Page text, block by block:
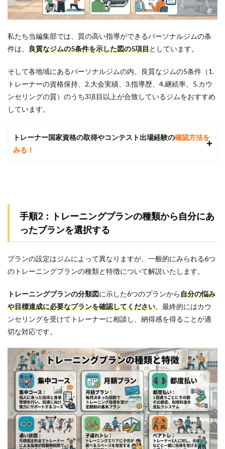
エッ
トに
5
パー
ルジ
ムに
関す
る質
＆A
Q1.ず
っと
初心
者で
も大
ょう
Q2.ど
れく
らい
で効
果を
実感
でき
ます
か？
5.3
Q3.週
2回の
トレ
ーニ
ング
で十
分で
私たち当編集部では、 質の高い指導ができるパーソナルジムの条
件は、 良質なジムの5条件を示した図の5項目としています。
そして各地域にあるパーソナルジムの内、良質なジムの5条件（1.
トレーナーの資格保持、2.大会実績、3.指導歴、4.継続率、5.カウ
ンセリングの質）のうち3項目以上が合致しているジムをおすすめ
しています。
トレーナー国家資格の取得やコンテスト出場経験の確認方法を
みる！
手順2：トレーニングプランの種類から自分にあ
ったプランを選択する
プランの設定はジムによって異なりますが、一般的にみられる6つ
のトレーニングプランの種類と特徴について解説いたします。
トレーニングプランの分類図に示した6つのプランから自分の悩み
や目標達成に必要なプランを確認してください。 最終的にはカウ
ンセリングを受けてトレーナーに相談し、納得感を得ることが適
切な対応です。